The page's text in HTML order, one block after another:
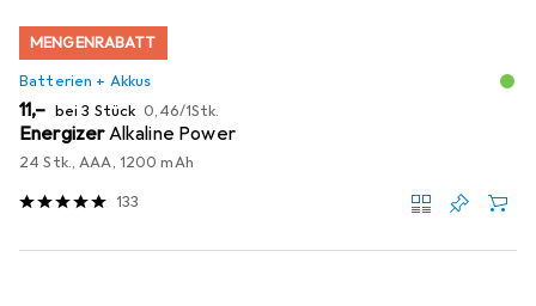
MENGENRABATT
Batterien + Akkus
EUR
11,– bei 3 Stück EUR
0,46/1Stk.
EnergizerAlkaline Power
24 Stk., AAA, 1200 mAh
133